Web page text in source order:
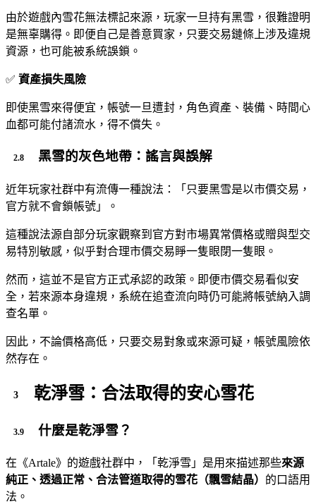
由於遊戲內雪花無法標記來源，玩家一旦持有黑雪，很難證明
是無辜購得。即便自己是善意買家，只要交易鏈條上涉及違規
資源，也可能被系統誤鎖。
✅ 資產損失風險
即使黑雪來得便宜，帳號一旦遭封，角色資產、裝備、時間心
血都可能付諸流水，得不償失。
黑雪的灰色地帶：謠言與誤解
近年玩家社群中有流傳一種說法：「只要黑雪是以市價交易，
官方就不會鎖帳號」。
這種說法源自部分玩家觀察到官方對市場異常價格或贈與型交
易特別敏感，似乎對合理市價交易睜一隻眼閉一隻眼。
然而，這並不是官方正式承認的政策。即便市價交易看似安
全，若來源本身違規，系統在追查流向時仍可能將帳號納入調
查名單。
因此，不論價格高低，只要交易對象或來源可疑，帳號風險依
然存在。
乾淨雪：合法取得的安心雪花
什麼是乾淨雪？
在《Artale》的遊戲社群中，「乾淨雪」是用來描述那些來源
純正、透過正常、合法管道取得的雪花（飄雪結晶） 的口語用
法。